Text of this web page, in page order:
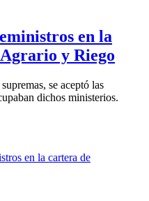
en la
y Riego
se aceptó las
dichos ministerios.